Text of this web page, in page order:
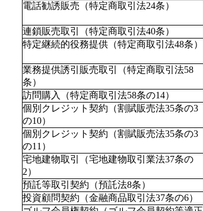
電話勧誘販売（特定商取引法24条）
連鎖販売取引（特定商取引法40条）
特定継続的役務提供（特定商取引法48条）
業務提供誘引販売取引（特定商取引法58
条）
訪問購入（特定商取引法58条の14）
個別クレジット契約（割賦販売法35条の3
の10）
個別クレジット契約（割賦販売法35条の3
の11）
宅地建物取引（宅地建物取引業法37条の
2）
預託等取引契約（預託法8条）
投資顧問契約（金融商品取引法37条の6）